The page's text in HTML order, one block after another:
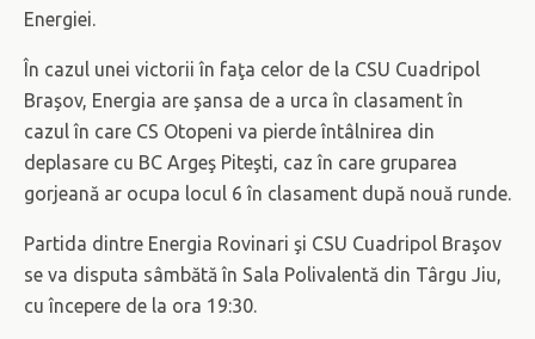
Energiei.
În cazul unei victorii în faţa celor de la CSU Cuadripol
Braşov, Energia are şansa de a urca în clasament în
cazul în care CS Otopeni va pierde întâlnirea din
deplasare cu BC Argeş Piteşti, caz în care gruparea
gorjeană ar ocupa locul 6 în clasament după nouă runde.
Partida dintre Energia Rovinari şi CSU Cuadripol Braşov
se va disputa sâmbătă în Sala Polivalentă din Târgu Jiu,
cu începere de la ora 19:30.